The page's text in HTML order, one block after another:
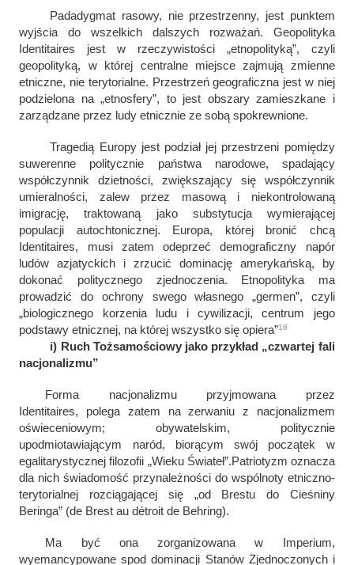
Padadygmat rasowy, nie przestrzenny, jest punktem
wyjścia do wszelkich dalszych rozważań. Geopolityka
Identitaires jest w rzeczywistości „etnopolityką”, czyli
geopolityką, w której centralne miejsce zajmują zmienne
etniczne, nie terytorialne. Przestrzeń geograficzna jest w niej
podzielona na „etnosfery”, to jest obszary zamieszkane i
zarządzane przez ludy etnicznie ze sobą spokrewnione.
Tragedią Europy jest podział jej przestrzeni pomiędzy
suwerenne politycznie państwa narodowe, spadający
współczynnik dzietności, zwiększający się współczynnik
umieralności, zalew przez masową i niekontrolowaną
imigrację, traktowaną jako substytucja wymierającej
populacji autochtonicznej. Europa, której bronić chcą
Identitaires, musi zatem odeprzeć demograficzny napór
ludów azjatyckich i zrzucić dominację amerykańską, by
dokonać politycznego zjednoczenia. Etnopolityka ma
prowadzić do ochrony swego własnego „germen”, czyli
„biologicznego korzenia ludu i cywilizacji, centrum jego
podstawy etnicznej, na której wszystko się opiera”16
i) Ruch Tożsamościowy jako przykład „czwartej fali
nacjonalizmu”
Forma nacjonalizmu przyjmowana przez
Identitaires,
polega zatem na zerwaniu z nacjonalizmem
oświeceniowym; obywatelskim, politycznie
upodmiotawiającym naród, biorącym swój początek w
egalitarystycznej filozofii „Wieku Świateł”.Patriotyzm oznacza
dla nich świadomość przynależności do wspólnoty etniczno-
terytorialnej rozciągającej się „od Brestu do Cieśniny
Beringa” (de Brest au détroit de Behring).
Ma być ona zorganizowana w Imperium,
wyemancypowane spod dominacji Stanów Zjednoczonych i